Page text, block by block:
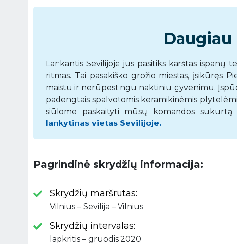
Daugiau
Lankantis Sevilijoje jus pasitiks karštas ispanų
ritmas. Tai pasakiško grožio miestas, įsikūręs
maistu ir nerūpestingu naktiniu gyvenimu.
padengtais spalvotomis keramikinėmis
siūlome paskaityti mūsų komandos sukurtą
lankytinas vietas Sevilijoje.
Pagrindinė skrydžių informacija:
Skrydžių maršrutas:
Vilnius – Sevilija – Vilnius
Skrydžių intervalas:
lapkritis – gruodis 2020